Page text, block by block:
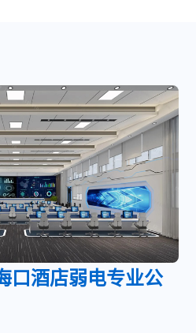
口酒店弱电专业公